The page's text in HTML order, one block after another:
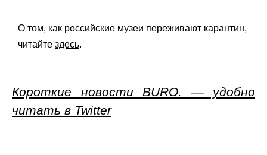
О том, как российские музеи переживают карантин,
читайте здесь.
Короткие новости BURO. — удобно
читать в Twitter